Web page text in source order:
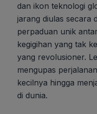
dan ikon teknologi
jarang diulas secara
perpaduan unik
kegigihan yang tak
yang revolusioner.
mengupas
kecilnya hingga
di dunia.